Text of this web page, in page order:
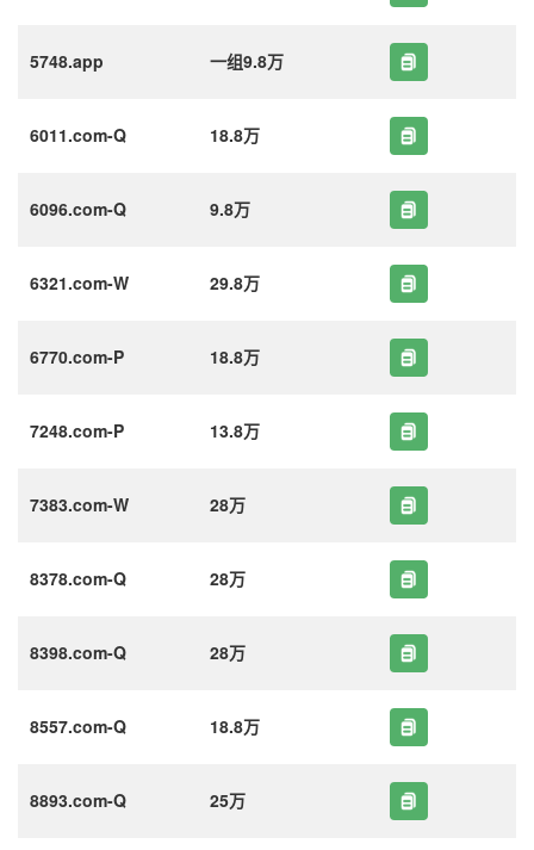
5748.app 一组9.8万
6011.com-Q 18.8万
6096.com-Q 9.8万
6321.com-W 29.8万
6770.com-P 18.8万
7248.com-P 13.8万
7383.com-W 28万
8378.com-Q 28万
8398.com-Q 28万
8557.com-Q 18.8万
8893.com-Q 25万